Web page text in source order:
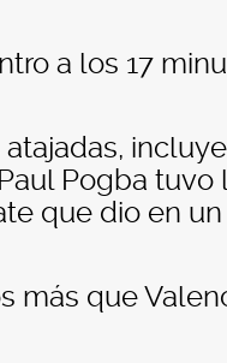
a los 17
atajadas,
Pogba tuvo
que dio en un
más que